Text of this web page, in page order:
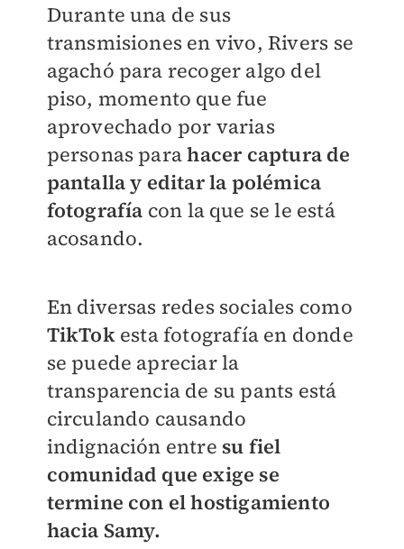
Durante una de sus
transmisiones en vivo, Rivers se
agachó para recoger algo del
piso, momento que fue
aprovechado por varias
personas parahacer captura de
pantalla y editar la polémica
fotografía con la que se le está
acosando.
En diversas redes sociales como
TikTok esta fotografía en donde
se puede apreciar la
transparencia de su pants está
circulando causando
indignación entre su fiel
comunidad que exige se
termine con el hostigamiento
hacia Samy.